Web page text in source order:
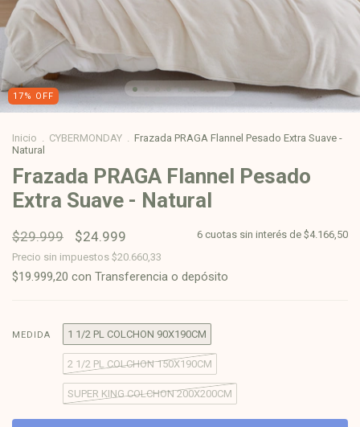
17% OFF
Inicio . CYBERMONDAY . Frazada PRAGA Flannel Pesado Extra Suave -
Natural
Frazada PRAGA Flannel Pesado
Extra Suave - Natural
$29.999 $24.999 6 cuotas sin interés de $4.166,50
Precio sin impuestos $20.660,33
$19.999,20 con Transferencia o depósito
MEDIDA 1 1/2 PL COLCHON 90X190CM
2 1/2 PL COLCHON 150X190CM
SUPER KING COLCHON 200X200CM